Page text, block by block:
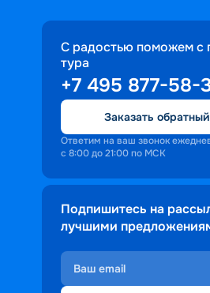
С радостью поможем с
тура
+7 495 877-58-
Заказать
Ответим на ваш звонок
с 8:00 до 21:00 по МСК
Подпишитесь на
лучшими